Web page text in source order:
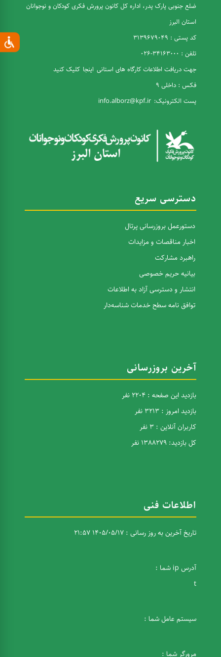
ضلع جنوبی پارک پدر، اداره کل کانون پرورش فکری کودکان و نوجوانان
استان البرز
کد پستی : 3139679049
تلفن : 34163000-026
جهت دریافت اطلاعات کارگاه های استانی اینجا کلیک کنید
فکس : داخلی 9
پست الکترونیک: info.alborz@kpf.ir
دسترسی سریع
دستورعمل بروزرسانی پرتال
اخبار مناقصات و مزایدات
راهبرد مشارکت
بیانیه حریم خصوصی
انتشار و دسترسی آزاد به اطلاعات
توافق نامه سطح خدمات شناسه‌دار
آخرین بروزرسانی
بازدید این صفحه : 2204 نفر
بازدید امروز : 3213 نفر
کاربران آنلاین : 3 نفر
کل بازدید: 1388279 نفر
اطلاعات فنی
تاریخ آخرین به روز رسانی : 1405/05/17 21:57
آدرس ip شما :
t
سیستم عامل شما :
مرورگر شما :